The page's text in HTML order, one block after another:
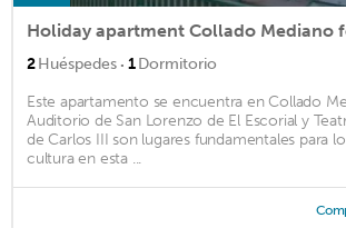
2Huéspedes · 1Dormitorio
Este apartamento se encuentra en Collado
Auditorio de San Lorenzo de El Escorial y
de Carlos III son lugares fundamentales para
cultura en esta ...